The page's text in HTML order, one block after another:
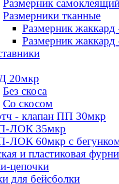
Размерник
Размерники тканные
Размерник
Размерник
20мкр
Без скоса
Со скосом
- клапан ПП 30мкр
ЛОК 35мкр
ЛОК 60мкр с
и пластиковая
цепочки
для бейсболки